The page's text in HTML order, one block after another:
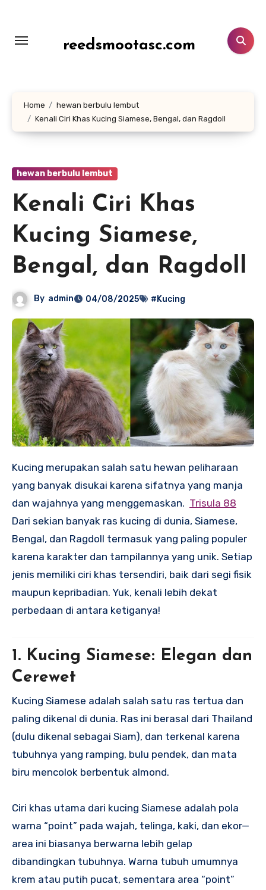
konten
reedsmootasc.com
Home
hewan berbulu lembut
Kenali Ciri Khas Kucing Siamese, Bengal, dan Ragdoll
hewan berbulu lembut
Kenali Ciri Khas
Kucing Siamese,
Bengal, dan Ragdoll
By admin 04/08/2025 #Kucing
Kucing merupakan salah satu hewan peliharaan
yang banyak disukai karena sifatnya yang manja
dan wajahnya yang menggemaskan. Trisula 88
Dari sekian banyak ras kucing di dunia, Siamese,
Bengal, dan Ragdoll termasuk yang paling populer
karena karakter dan tampilannya yang unik. Setiap
jenis memiliki ciri khas tersendiri, baik dari segi fisik
maupun kepribadian. Yuk, kenali lebih dekat
perbedaan di antara ketiganya!
1. Kucing Siamese: Elegan dan
Cerewet
Kucing Siamese adalah salah satu ras tertua dan
paling dikenal di dunia. Ras ini berasal dari Thailand
(dulu dikenal sebagai Siam), dan terkenal karena
tubuhnya yang ramping, bulu pendek, dan mata
biru mencolok berbentuk almond.
Ciri khas utama dari kucing Siamese adalah pola
warna “point” pada wajah, telinga, kaki, dan ekor—
area ini biasanya berwarna lebih gelap
dibandingkan tubuhnya. Warna tubuh umumnya
krem atau putih pucat, sementara area “point”